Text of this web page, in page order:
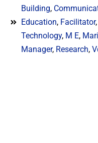
Building,
Education, Facilitator,
Technology, M E,
Manager, Research,